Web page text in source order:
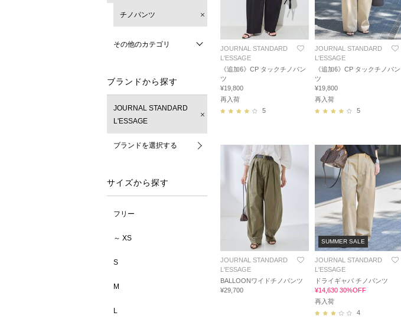
チノパンツ
その他のカテゴリ
ブランドから探す
JOURNAL STANDARD
L'ESSAGE
ブランドを選択する
サイズから探す
フリー
～ XS
S
M
L
JOURNAL STANDARD
L'ESSAGE
《追加6》CP タックチノパン
ツ
¥19,800
再入荷
5
JOURNAL STANDARD
L'ESSAGE
《追加6》CP タックチノパン
ツ
¥19,800
再入荷
5
JOURNAL STANDARD
L'ESSAGE
BALLOONワイドチノパンツ
¥29,700
SUMMER SALE
JOURNAL STANDARD
L'ESSAGE
ドライギャバ チノパンツ
¥14,630 30%OFF
再入荷
4